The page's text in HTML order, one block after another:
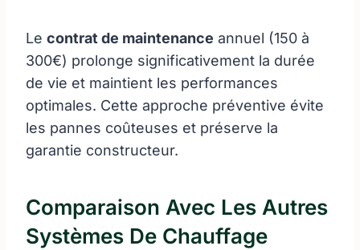
Le contrat de maintenance annuel (150 à
300€) prolonge significativement la durée
de vie et maintient les performances
optimales. Cette approche préventive évite
les pannes coûteuses et préserve la
garantie constructeur.
Comparaison Avec Les Autres
Systèmes De Chauffage